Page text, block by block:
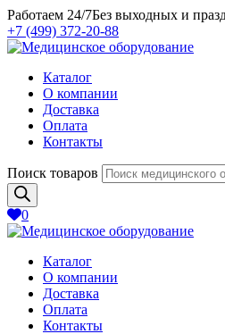
Работаем 24/7Без выходных и
+7 (499) 372-20-88
Каталог
О компании
Доставка
Оплата
Контакты
Поиск товаров
0
Каталог
О компании
Доставка
Оплата
Контакты